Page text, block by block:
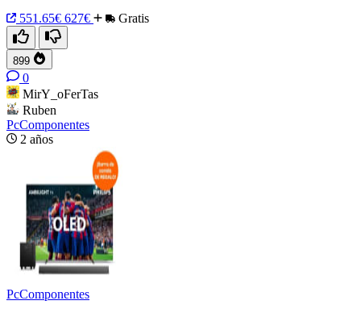
551.65€ 627€ Gratis
899
0
MirY_oFerTas
Ruben
PcComponentes
2 años
PcComponentes